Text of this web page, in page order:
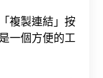
複製連結」按
一個方便的工